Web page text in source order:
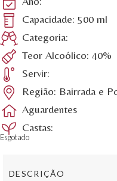
Capacidade: 500 ml
Categoria:
Teor Alcoólico: 40%
Servir:
Região: Bairrada e
Aguardentes
Castas:
Esgotado
DESCRIÇÃO